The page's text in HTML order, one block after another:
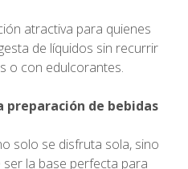
atractiva para quienes
de líquidos sin recurrir
o con edulcorantes.
preparación de bebidas
solo se disfruta sola, sino
la base perfecta para